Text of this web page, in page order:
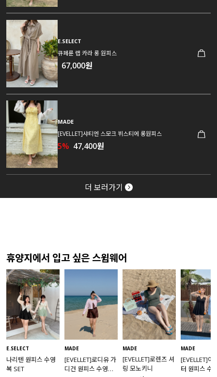
E.SELECT
큐페룬 랩 카라 롱 원피스
67,000원
MADE
[EVELLET]샤티엔 스모크 뷔스티에 롱원피스
5% 47,400원
더 보러가기
휴양지에서 입고 싶은 스윔웨어
E.SELECT
나리텐 원피스 수영
복 SET
MADE
[EVELLET]로디유 가
디건 원피스 수영복
MADE
[EVELLET]로렌즈 셔
링 모노키니
MADE
[EVELLET]아
터 원피스 수